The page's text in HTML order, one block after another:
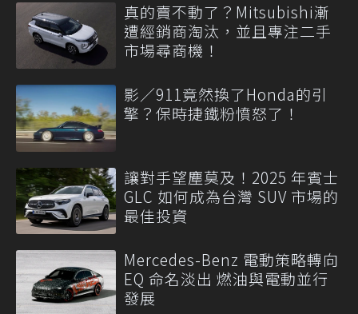
真的賣不動了？Mitsubishi漸
遭經銷商淘汰，並且專注二手
市場尋商機！
影／911竟然換了Honda的引
擎？保時捷鐵粉憤怒了！
讓對手望塵莫及！2025 年賓士
GLC 如何成為台灣 SUV 市場的
最佳投資
Mercedes-Benz 電動策略轉向
EQ 命名淡出 燃油與電動並行
發展